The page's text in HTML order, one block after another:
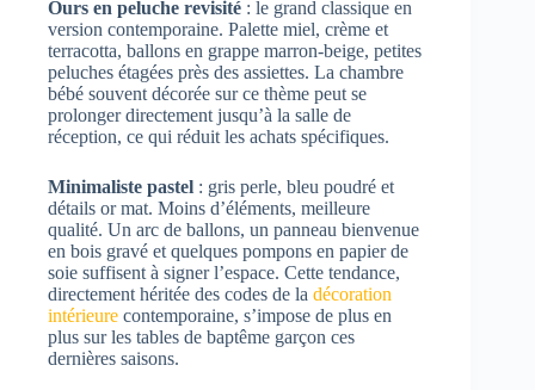
Ours en peluche revisité : le grand classique en
version contemporaine. Palette miel, crème et
terracotta, ballons en grappe marron-beige, petites
peluches étagées près des assiettes. La chambre
bébé souvent décorée sur ce thème peut se
prolonger directement jusqu’à la salle de
réception, ce qui réduit les achats spécifiques.
Minimaliste pastel : gris perle, bleu poudré et
détails or mat. Moins d’éléments, meilleure
qualité. Un arc de ballons, un panneau bienvenue
en bois gravé et quelques pompons en papier de
soie suffisent à signer l’espace. Cette tendance,
directement héritée des codes de la décoration
intérieure contemporaine, s’impose de plus en
plus sur les tables de baptême garçon ces
dernières saisons.